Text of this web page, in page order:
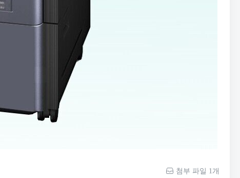
첨부 파일 1개